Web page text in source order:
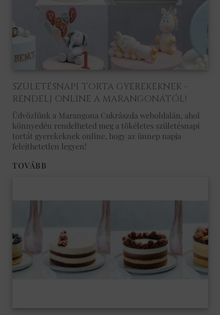
SZÜLETÉSNAPI TORTA GYEREKEKNEK -
RENDELJ ONLINE A MARANGONÁTÓL!
Üdvözlünk a Marangona Cukrászda weboldalán, ahol
könnyedén rendelheted meg a tökéletes születésnapi
tortát gyerekeknek online, hogy az ünnep napja
felejthetetlen legyen!
TOVÁBB